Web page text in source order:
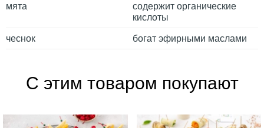
мята
содержит органические
кислоты
чеснок богат эфирными маслами
С этим товаром покупают